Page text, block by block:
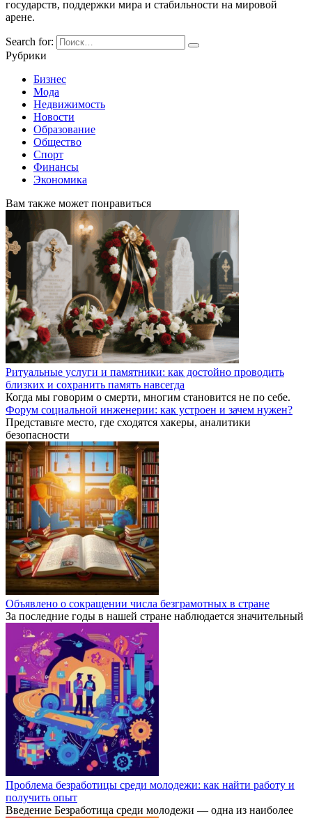
государств, поддержки мира и стабильности на мировой
арене.
Search for:
Рубрики
Бизнес
Мода
Недвижимость
Новости
Образование
Общество
Спорт
Финансы
Экономика
Вам также может понравиться
Ритуальные услуги и памятники: как достойно проводить
близких и сохранить память навсегда
Когда мы говорим о смерти, многим становится не по себе.
Форум социальной инженерии: как устроен и зачем нужен?
Представьте место, где сходятся хакеры, аналитики
безопасности
Объявлено о сокращении числа безграмотных в стране
За последние годы в нашей стране наблюдается значительный
Проблема безработицы среди молодежи: как найти работу и
получить опыт
Введение Безработица среди молодежи — одна из наиболее